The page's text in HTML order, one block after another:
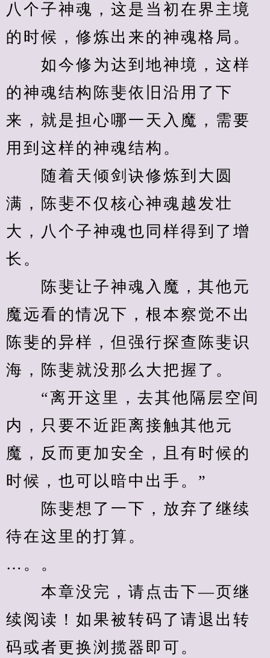
八个子神魂，这是当初在界主境
的时候，修炼出来的神魂格局。
如今修为达到地神境，这样
的神魂结构陈斐依旧沿用了下
来，就是担心哪一天入魔，需要
用到这样的神魂结构。
随着天倾剑诀修炼到大圆
满，陈斐不仅核心神魂越发壮
大，八个子神魂也同样得到了增
长。
陈斐让子神魂入魔，其他元
魔远看的情况下，根本察觉不出
陈斐的异样，但强行探查陈斐识
海，陈斐就没那么大把握了。
“离开这里，去其他隔层空间
内，只要不近距离接触其他元
魔，反而更加安全，且有时候的
时候，也可以暗中出手。”
陈斐想了一下，放弃了继续
待在这里的打算。
…。。
本章没完，请点击下—页继
续阅读！如果被转码了请退出转
码或者更换浏揽器即可。